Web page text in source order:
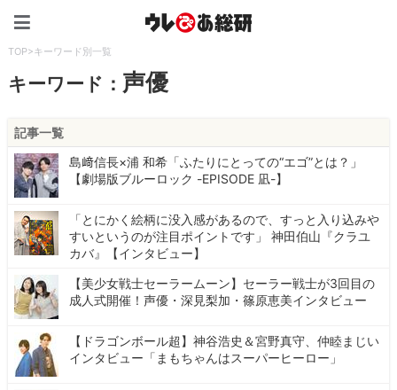
TOP>キーワード別一覧
キーワード： 声優
記事一覧
島﨑信長×浦 和希「ふたりにとっての“エゴ”とは？」
【劇場版ブルーロック -EPISODE 凪-】
「とにかく絵柄に没入感があるので、すっと入り込みや
すいというのが注目ポイントです」 神田伯山『クラユ
カバ』【インタビュー】
【美少女戦士セーラームーン】セーラー戦士が3回目の
成人式開催！声優・深見梨加・篠原恵美インタビュー
【ドラゴンボール超】神谷浩史＆宮野真守、仲睦まじい
インタビュー「まもちゃんはスーパーヒーロー」